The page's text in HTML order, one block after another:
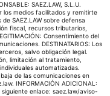
los medios facilitados y remitirte
SAEZ.LAW sobre defensa
fiscal, recursos tributarios,
Los
salvo obligación legal.
limitación al tratamiento,
automatizadas.
de las comunicaciones en
enlace: saez.law/aviso-